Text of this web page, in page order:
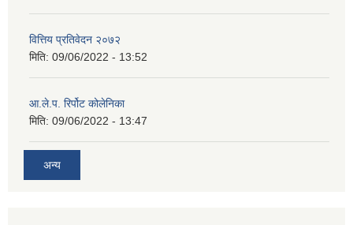
वित्तिय प्रतिवेदन २०७२
मिति: 09/06/2022 - 13:52
आ.ले.प. रिर्पोट कोलेनिका
मिति: 09/06/2022 - 13:47
अन्य